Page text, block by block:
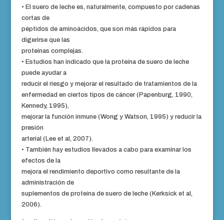
• El suero de leche es, naturalmente, compuesto por cadenas
cortas de
péptidos de aminoácidos, que son más rápidos para
digerirse que las
proteínas complejas.
• Estudios han indicado que la proteína de suero de leche
puede ayudar a
reducir el riesgo y mejorar el resultado de tratamientos de la
enfermedad en ciertos tipos de cáncer (Papenburg, 1990,
Kennedy, 1995),
mejorar la función inmune (Wong y Watson, 1995) y reducir la
presión
arterial (Lee et al, 2007).
• También hay estudios llevados a cabo para examinar los
efectos de la
mejora el rendimiento deportivo como resultante de la
administración de
suplementos de proteína de suero de leche (Kerksick et al,
2006).